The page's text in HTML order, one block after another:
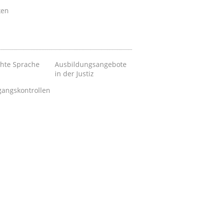
Sprache
Ausbildungsangebote
in der Justiz